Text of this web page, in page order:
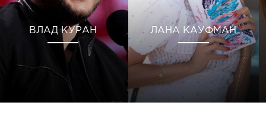
ВЛАД КУРАН ЛАНА КАУФМАН